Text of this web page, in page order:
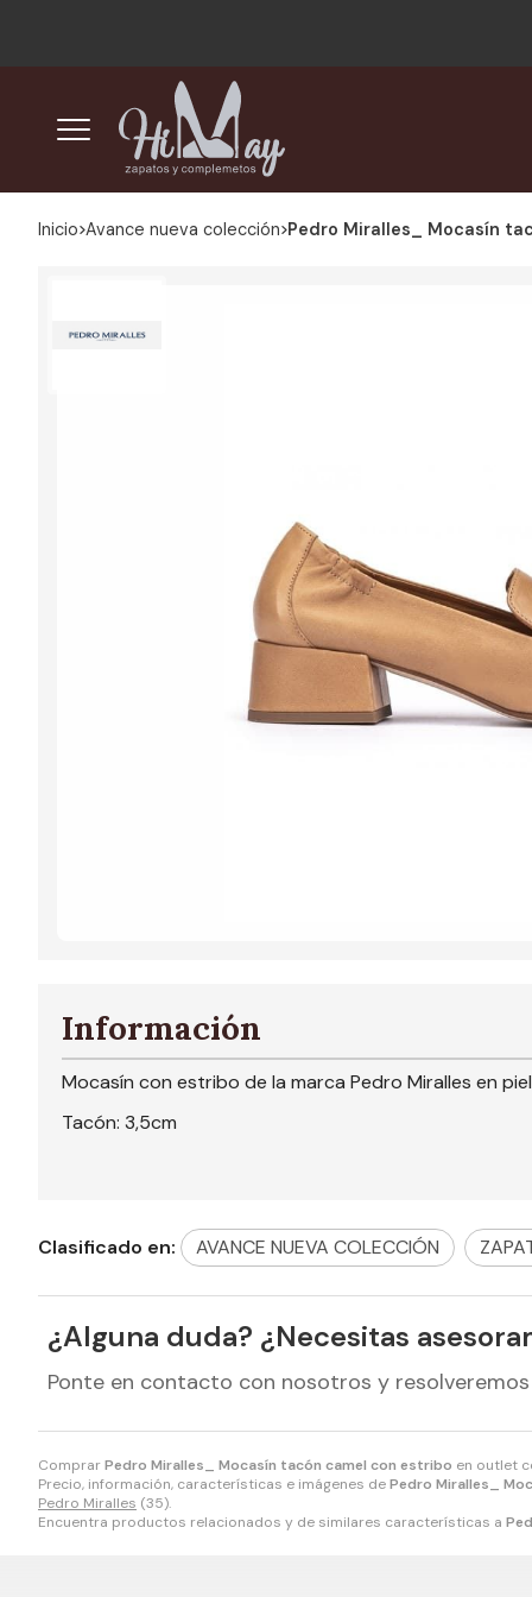
Inicio avance nueva colección Pedro Miralles_ Mocasín
ComprarPedro Miralles_ Mocasín tacón camel con estribo en outlet
Precio, información, características e imágenes dePedro Miralles_
Pedro Miralles (35).
Encuentra productos relacionados y de similares características a
Información
Mocasín con estribo de la marca Pedro Miralles en
Tacón: 3,5cm
Clasificado en: AVANCE NUEVA COLECCIÓN
¿Alguna duda? ¿Necesitas
Ponte en contacto con nosotros y